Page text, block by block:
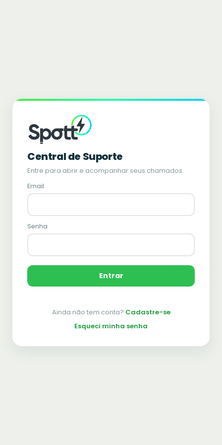
Central de Suporte
Entre para abrir e acompanhar seus chamados.
Email
Senha
Entrar
Ainda não tem conta? Cadastre-se
Esqueci minha senha